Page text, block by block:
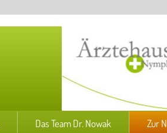
Das Team Dr. Nowak Zur